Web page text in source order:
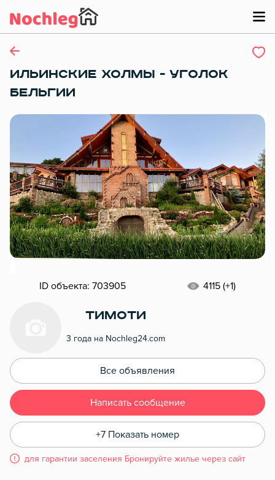
ИЛЬИНСКИЕ ХОЛМЫ - УГОЛОК
БЕЛЬГИИ
ID объекта: 703905 4115 (+1)
Тимоти
3 года на Nochleg24.com
Все объявления
Написать сообщение
+7 Показать номер
для гарантии заселения Бронируйте жилье через сайт